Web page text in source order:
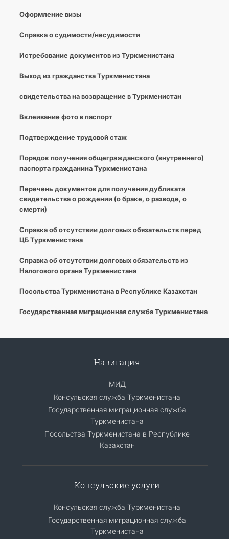
Оформление визы
Справка о судимости/несудимости
Истребование документов из Туркменистана
Выход из гражданства Туркменистана
свидетельства на возвращение в Туркменистан
Вклеивание фото в паспорт
Подтверждение трудовой стаж
Порядок получения общегражданского (внутреннего)
паспорта гражданина Туркменистана
Перечень документов для получения дубликата
свидетельства о рождении (о браке, о разводе, о
смерти)
Справка об отсутствии долговых обязательств перед
ЦБ Туркменистана
Справка об отсутствии долговых обязательств из
Налогового органа Туркменистана
Посольства Туркменистана в Республике Казахстан
Государственная миграционная служба Туркменистана
Навигация
МИД
Консульская служба Туркменистана
Государственная миграционная служба
Туркменистана
Посольства Туркменистана в Республике
Казахстан
Консульские услуги
Консульская служба Туркменистана
Государственная миграционная служба
Туркменистана